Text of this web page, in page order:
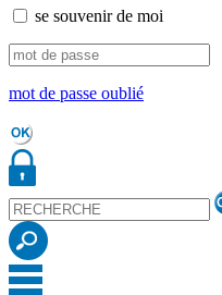
se souvenir de moi
mot de passe oublié